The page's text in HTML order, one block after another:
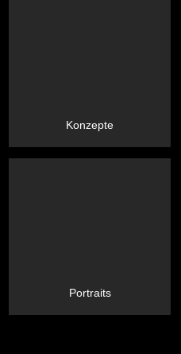
Konzepte
Portraits